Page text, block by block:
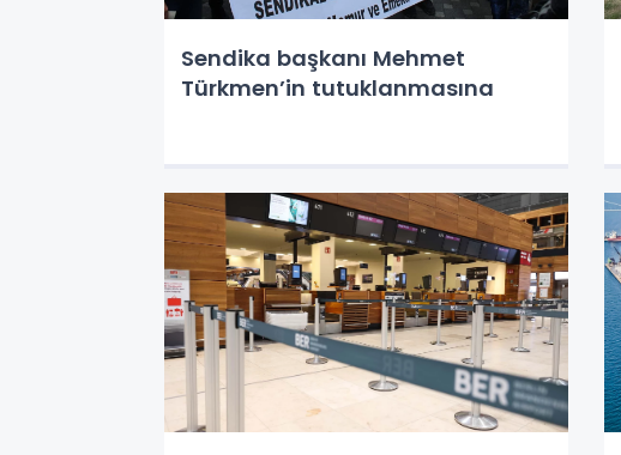
Sendika başkanı Mehmet
Türkmen’in tutuklanmasına